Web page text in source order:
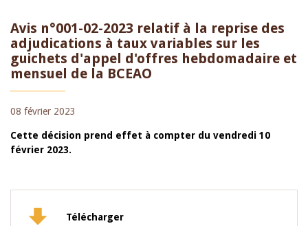
Avis n°001-02-2023 relatif à la reprise des
adjudications à taux variables sur les
guichets d'appel d'offres hebdomadaire et
mensuel de la BCEAO
08 février 2023
Cette décision prend effet à compter du vendredi 10
février 2023.
Télécharger